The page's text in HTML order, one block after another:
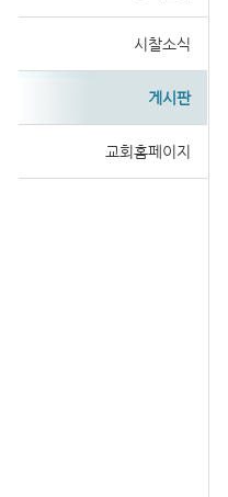
시찰소식
게시판
교회홈페이지